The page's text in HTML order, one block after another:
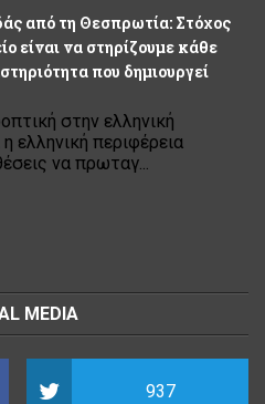
από τη Θεσπρωτία: Στόχος
είναι να στηρίζουμε κάθε
που δημιουργεί
στην ελληνική
ελληνική περιφέρεια
να πρωταγ...
MEDIA
937